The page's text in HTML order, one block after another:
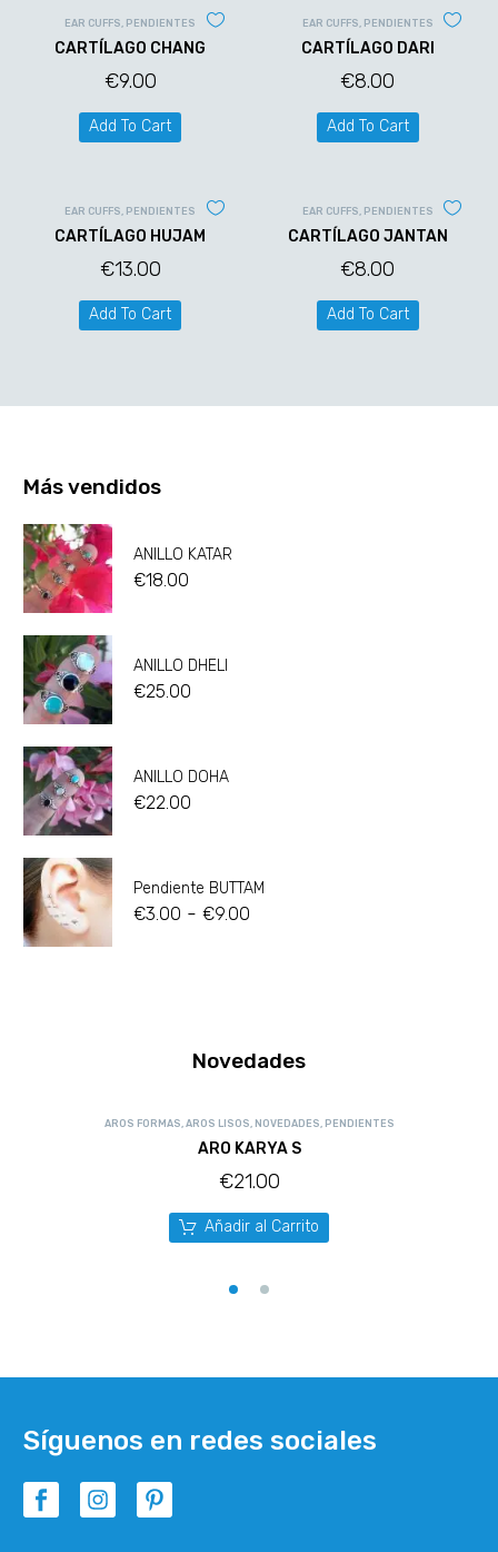
EAR CUFFS, PENDIENTES
CARTÍLAGO CHANG
€9.00
Add To Cart
EAR CUFFS, PENDIENTES
CARTÍLAGO DARI
€8.00
Add To Cart
EAR CUFFS, PENDIENTES
CARTÍLAGO HUJAM
€13.00
Add To Cart
EAR CUFFS, PENDIENTES
CARTÍLAGO JANTAN
€8.00
Add To Cart
Más vendidos
ANILLO KATAR
€18.00
ANILLO DHELI
€25.00
ANILLO DOHA
€22.00
Pendiente BUTTAM
€3.00 - €9.00
Novedades
AROS FORMAS, AROS LISOS, NOVEDADES, PENDIENTES
ARO KARYA S
€21.00
Añadir al Carrito
Síguenos en redes sociales